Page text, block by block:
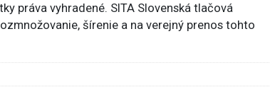
práva vyhradené. SITA Slovenská tlačová
šírenie a na verejný prenos tohto